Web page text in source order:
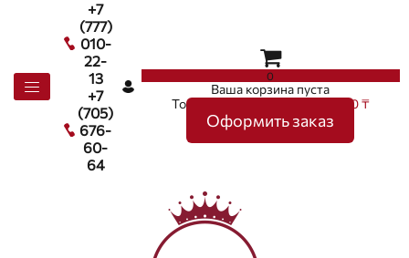
+7
(777)
010-
22-
13
+7
(705)
676-
60-
64
0
Ваша корзина пуста
Товаров в корзине
на сумму0 ₸
Оформить заказ